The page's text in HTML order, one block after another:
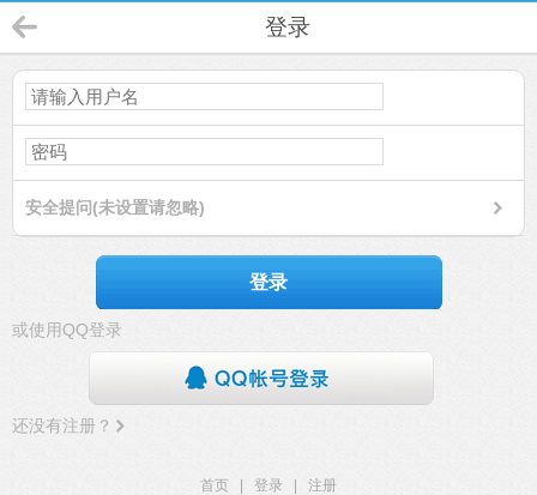
登录
安全提问(未设置请忽略)
登录
或使用QQ登录
还没有注册？
首页 登录
注册